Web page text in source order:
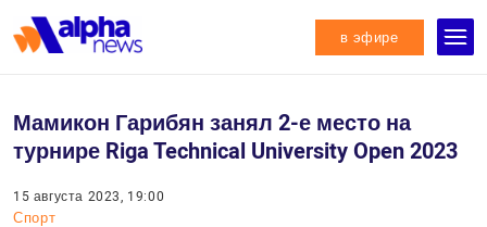
в эфире
Мамикон Гарибян занял 2-е место на
турнире Riga Technical University Open 2023
15 августа 2023, 19:00
Спорт